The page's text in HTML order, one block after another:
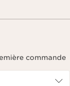
commande